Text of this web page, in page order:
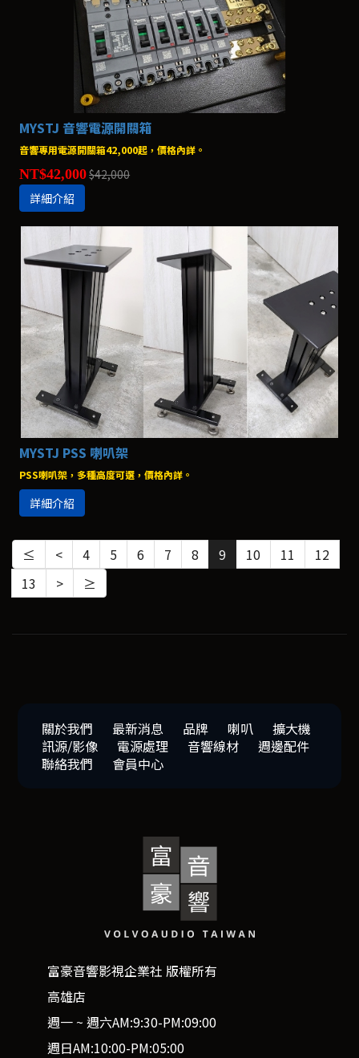
MYSTJ 音響電源開關箱
音響專用電源開關箱42,000起，價格內詳。
NT$42,000$42,000
詳細介紹
MYSTJ PSS 喇叭架
PSS喇叭架，多種高度可選，價格內詳。
詳細介紹
≤ < 4 5 6 7 8 9 10 11
12
13
> ≥
關於我們 最新消息 品牌 喇叭
擴大機
訊源/影像
電源處理 音響線材
週邊配件
聯絡我們
會員中心
富豪音響影視企業社 版權所有
高雄店
週一 ~ 週六AM:9:30-PM:09:00
週日AM:10:00-PM:05:00